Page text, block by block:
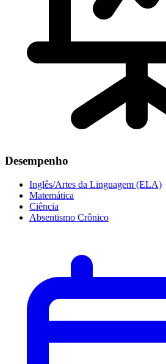
Desempenho
Inglês/Artes da Linguagem (ELA)
Matemática
Ciência
Absentismo Crônico